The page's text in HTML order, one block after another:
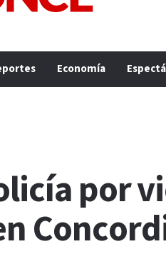
Economía
por